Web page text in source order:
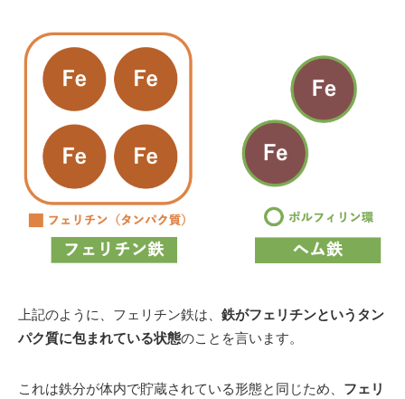
院 現在に至る
大学の総合診療科で多くの患者さんを診る傍らで、予防
医学をベースとした様々なアンチエイジング療法を実
施。
近年では美容皮膚科の治療にも取り組み、体の内側だけ
でなく外側からも治療することでトータルアンチエイジ
ングを目指している。
＜所属学会＞
日本消化器内視鏡学会
日本人間ドック学会
日本エイズ学会
上記のように、フェリチン鉄は、 鉄がフェリチンというタン
パク質に包まれている状態のことを言います。
これは鉄分が体内で貯蔵されている形態と同じため、 フェリ